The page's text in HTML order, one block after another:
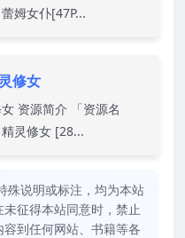
姆女仆[47P...
修女
资源简介 「资源名
灵修女 [28...
殊说明或标注，均为本站
征得本站同意时，禁止
到任何网站、书籍等各